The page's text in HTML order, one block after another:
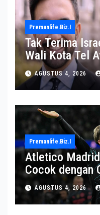
Premanlife.biz.i
Tak Terima
Wali Kota Tel
Mamdani Adu
AGUSTUS 4, 2026
Premanlife.biz.i
Atletico
Cocok dengan
AGUSTUS 4, 2026